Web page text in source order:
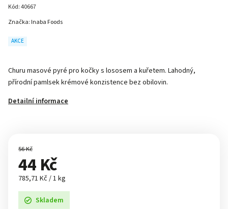
Kód:40667
Churu masové pyré pro kočky s lososem a kuřetem. Lahodný,
přírodní pamlsek krémové konzistence bez obilovin.
Detailní informace
AKCE
Značka: Inaba Foods
56 Kč
44 Kč
785,71 Kč / 1 kg
Skladem